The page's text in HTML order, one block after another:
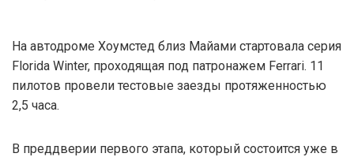
На автодроме Хоумстед близ Майами стартовала серия
Florida Winter, проходящая под патронажем Ferrari. 11
пилотов провели тестовые заезды протяженностью
2,5 часа.
В преддверии первого этапа, который состоится уже в